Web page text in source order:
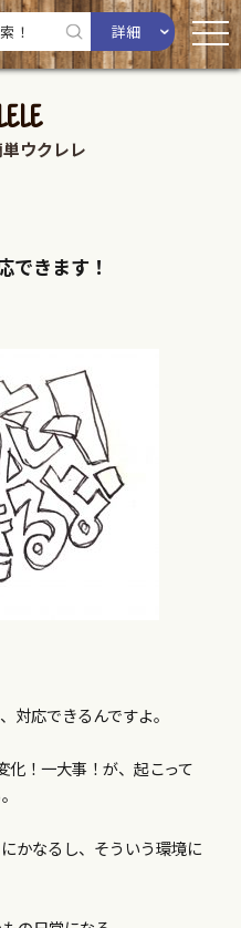
詳細
ウクレレ
できます！
対応できるんですよ。
化！一大事！が、起こって
かなるし、そういう環境に